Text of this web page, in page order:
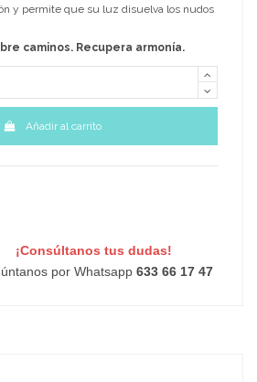
y permite que su luz disuelva los nudos
caminos. Recupera armonía.
Añadir al carrito
¡Consúltanos tus dudas!
por Whatsapp633 66 17 47